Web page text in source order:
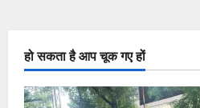
हो सकता है आप चूक गए हों